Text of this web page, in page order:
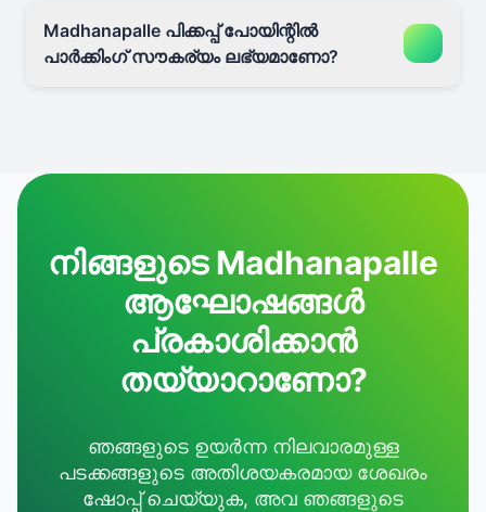
Madhanapalle പിക്കപ്പ് പോയിന്റിൽ
പാർക്കിംഗ് സൗകര്യം ലഭ്യമാണോ?
നിങ്ങളുടെ Madhanapalle
ആഘോഷങ്ങൾ
പ്രകാശിക്കാൻ
തയ്യാറാണോ?
ഞങ്ങളുടെ ഉയർന്ന നിലവാരമുള്ള
പടക്കങ്ങളുടെ അതിശയകരമായ ശേഖരം
ഷോപ്പ് ചെയ്യുക, അവ ഞങ്ങളുടെ